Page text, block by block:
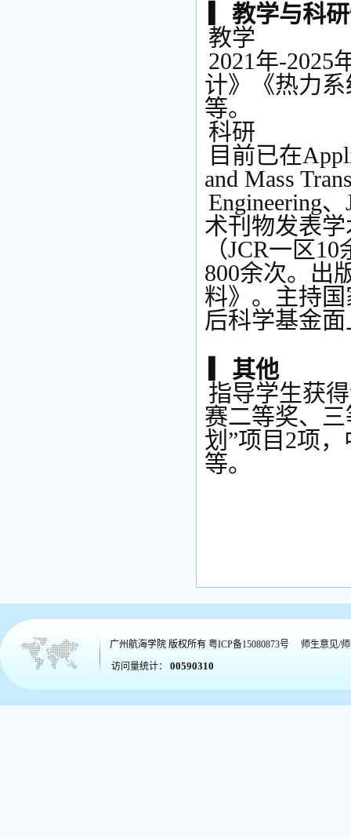
▎教学与科
教学
2021年-2025
计》《热力
等。
科研
目前已在
and Mass
Engineering
术刊物发表
（JCR一区
800余次。出
料》。主持
后科学基金
▎其他
指导学生获
赛二等奖、
划”项目2项
等。
广州航海学院 版权所有 粤ICP备15080873号
师生意见/
访问量统计：
00590310